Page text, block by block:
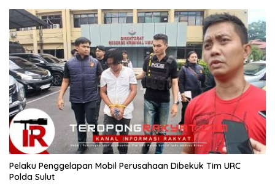
​Pelaku Penggelapan Mobil Perusahaan Dibekuk Tim URC
Polda Sulut